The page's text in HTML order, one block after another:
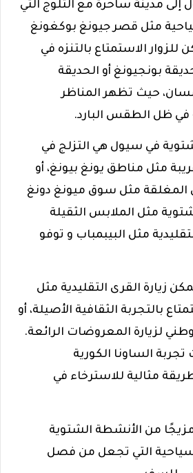
إلى مدينة ساحرة مع الثلوج التي
مثل قصر جيونغ بوكغونغ
الاستمتاع بالتنزه في
بونجيونغ أو الحديقة
حيث تظهر المناظر
في ظل الطقس البارد.
في سيول هي التزلج في
مثل مناطق يونغ بيونغ، أو
المغلقة مثل سوق ميونغ دونغ
مثل الملابس الثقيلة
مثل البيبمباب و توفو
زيارة القرى التقليدية مثل
بالتجربة الثقافية الأصيلة، أو
لزيارة المعروضات الرائعة.
الساونا الكورية
مثالية للاسترخاء في
من الأنشطة الشتوية
التي تجعل من فصل